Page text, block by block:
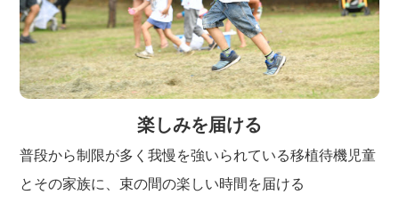
楽しみを届ける
普段から制限が多く我慢を強いられている移植待機児童
とその家族に、束の間の楽しい時間を届ける